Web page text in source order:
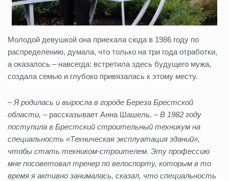
Молодой девушкой она приехала сюда в 1986 году по
распределению, думала, что только на три года отработки,
а оказалось – навсегда: встретила здесь будущего мужа,
создала семью и глубоко привязалась к этому месту.
–Я родилась и выросла в городе Береза Брестской
области, – рассказывает Анна Шашель. –В 1982 году
поступила в Брестский строительный техникум на
специальность «Техническая эксплуатация зданий»,
чтобы стать техником-строителем. Эту профессию
мне посоветовал тренер по велоспорту, которым в то
время я активно занималась, сказал, что специальность